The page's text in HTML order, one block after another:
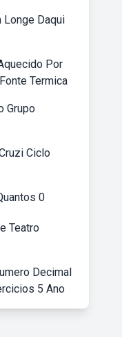
Longe Daqui
Por
Termica
Grupo
Ciclo
0
Teatro
Decimal
5 Ano